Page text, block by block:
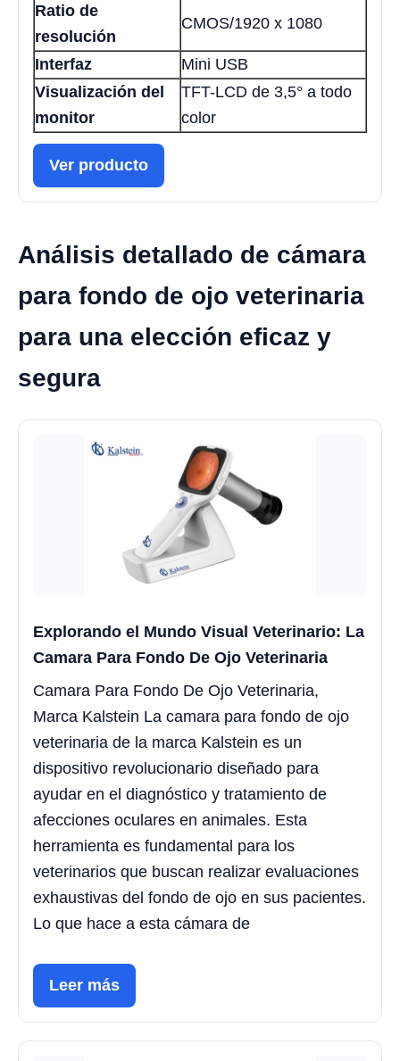
Ratio de
resolución
CMOS/1920 x 1080
Interfaz
Mini USB
Visualización del
monitor
TFT-LCD de 3,5° a todo
color
Ver producto
Análisis detallado de cámara
para fondo de ojo veterinaria
para una elección eficaz y
segura
Explorando el Mundo Visual Veterinario: La
Camara Para Fondo De Ojo Veterinaria
Camara Para Fondo De Ojo Veterinaria,
Marca Kalstein La camara para fondo de ojo
veterinaria de la marca Kalstein es un
dispositivo revolucionario diseñado para
ayudar en el diagnóstico y tratamiento de
afecciones oculares en animales. Esta
herramienta es fundamental para los
veterinarios que buscan realizar evaluaciones
exhaustivas del fondo de ojo en sus pacientes.
Lo que hace a esta cámara de
Leer más